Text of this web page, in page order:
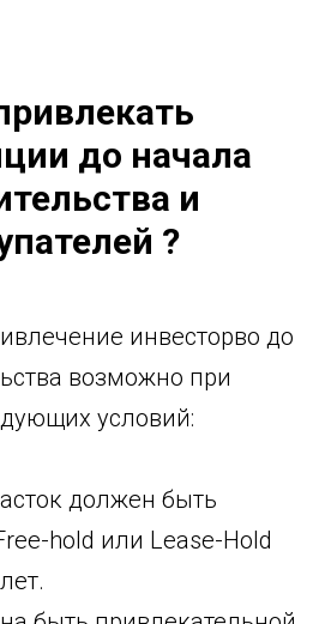
до начала
и
?
инвесторво до
возможно при
условий:
должен быть
hold или Lease-Hold